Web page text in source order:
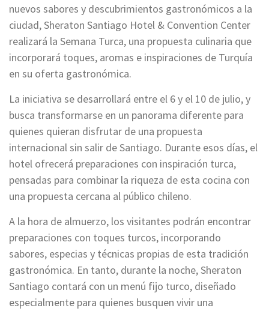
nuevos sabores y descubrimientos gastronómicos a la
ciudad, Sheraton Santiago Hotel & Convention Center
realizará la Semana Turca, una propuesta culinaria que
incorporará toques, aromas e inspiraciones de Turquía
en su oferta gastronómica.
La iniciativa se desarrollará entre el 6 y el 10 de julio, y
busca transformarse en un panorama diferente para
quienes quieran disfrutar de una propuesta
internacional sin salir de Santiago. Durante esos días, el
hotel ofrecerá preparaciones con inspiración turca,
pensadas para combinar la riqueza de esta cocina con
una propuesta cercana al público chileno.
A la hora de almuerzo, los visitantes podrán encontrar
preparaciones con toques turcos, incorporando
sabores, especias y técnicas propias de esta tradición
gastronómica. En tanto, durante la noche, Sheraton
Santiago contará con un menú fijo turco, diseñado
especialmente para quienes busquen vivir una